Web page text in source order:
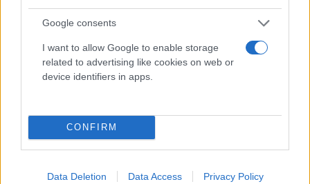
Google consents
I want to allow Google to enable storage
related to advertising like cookies on web or
device identifiers in apps.
CONFIRM
Data Deletion Data Access Privacy Policy
Categorie
Abrasivi
I prodotti abrasivi
Valige pronto soccorso
Antinfortunistica